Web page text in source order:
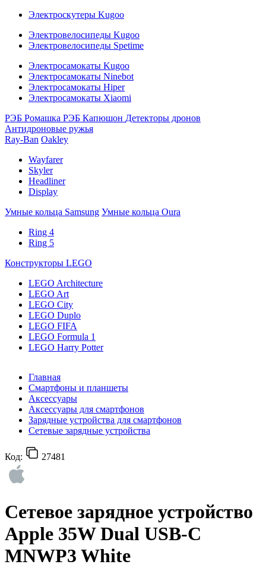
Электроскутеры Kugoo
Электровелосипеды Kugoo
Электровелосипеды Spetime
Электросамокаты Kugoo
Электросамокаты Ninebot
Электросамокаты Hiper
Электросамокаты Xiaomi
РЭБ Ромашка РЭБ Капюшон Детекторы дронов
Антидроновые ружья
Ray-Ban Oakley
Wayfarer
Skyler
Headliner
Display
Умные кольца Samsung Умные кольца Oura
Ring 4
Ring 5
Конструкторы LEGO
LEGO Architecture
LEGO Art
LEGO City
LEGO Duplo
LEGO FIFA
LEGO Formula 1
LEGO Harry Potter
Главная
Смартфоны и планшеты
Аксессуары
Аксессуары для смартфонов
Зарядные устройства для смартфонов
Сетевые зарядные устройства
Код: 27481
Сетевое зарядное устройство
Apple 35W Dual USB-C
MNWP3 White